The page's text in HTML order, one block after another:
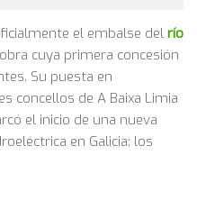
el embalse del río
cuya primera concesión
Su puesta en
concellos de A Baixa Limia
el inicio de una nueva
en Galicia: los